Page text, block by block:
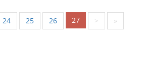
24 25 26 27 > »